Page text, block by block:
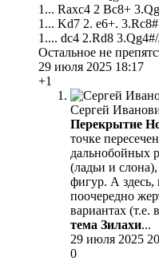
1... Raxc4 2 Bc8+
1... Kd7 2. e6+. 3.Rc8#
1.... dc4 2.Rd8
Остальное не
29 июля 2025 18:17
+1
Сергей
Перекрытие
точке
дальнобойных
(ладьи и
фигур. А здесь,
поочередно
вариантах
тема Зилахи...
29 июля 2025
0